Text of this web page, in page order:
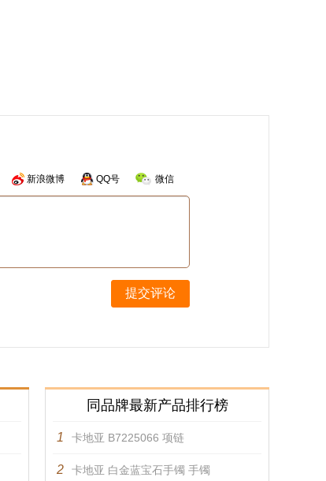
新浪微博 QQ号 微信
提交评论
同品牌最新产品排行榜
1 卡地亚 B7225066 项链
2 卡地亚 白金蓝宝石手镯 手镯